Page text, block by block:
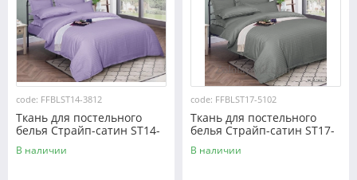
code: FFBLST14-3812
Ткань для постельного
белья Страйп-сатин ST14-
3812 (50м)
В наличии
code: FFBLST17-5102
Ткань для постельного
белья Страйп-сатин ST17-
5102 (50м)
В наличии